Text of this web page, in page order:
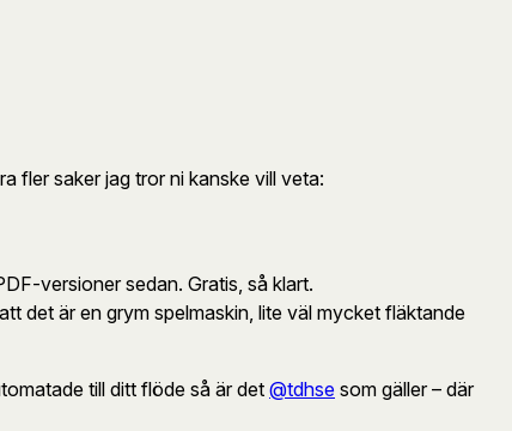
fler saker jag tror ni kanske vill veta:
versioner sedan. Gratis, så klart.
det är en grym spelmaskin, lite väl mycket fläktande
till ditt flöde så är det @tdhse som gäller – där